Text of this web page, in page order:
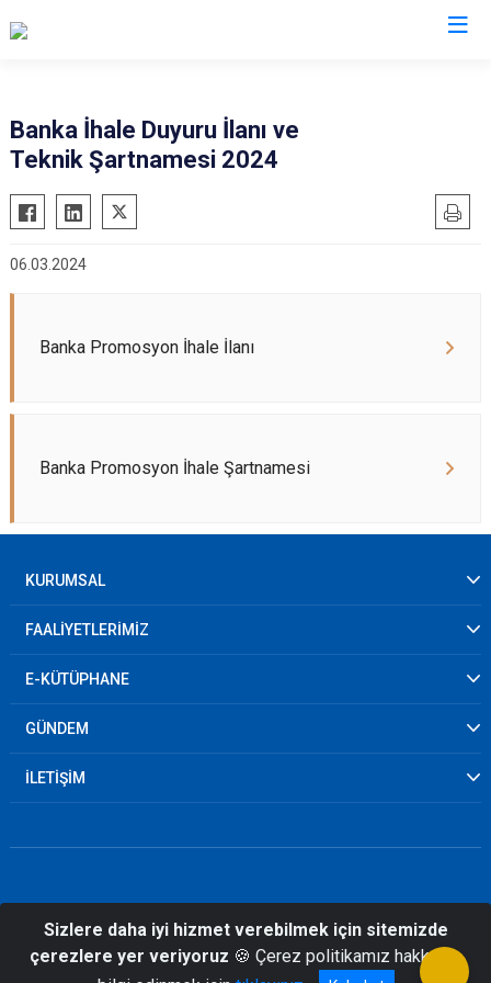
Banka İhale Duyuru İlanı ve
Teknik Şartnamesi 2024
06.03.2024
Banka Promosyon İhale İlanı
Banka Promosyon İhale Şartnamesi
KURUMSAL
FAALİYETLERİMİZ
E-KÜTÜPHANE
GÜNDEM
İLETİŞİM
© 2026 Kırklareli İl Afet ve Acil Durum
Müdürlüğü
Sizlere daha iyi hizmet verebilmek için sitemizde
çerezlere yer veriyoruz 🍪 Çerez politikamız hakkında